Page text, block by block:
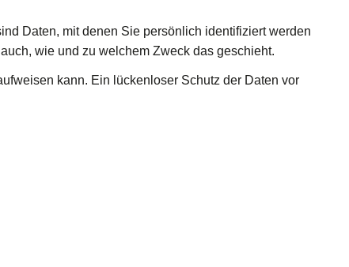
Daten, mit denen Sie persönlich identifiziert werden
wie und zu welchem Zweck das geschieht.
kann. Ein lückenloser Schutz der Daten vor